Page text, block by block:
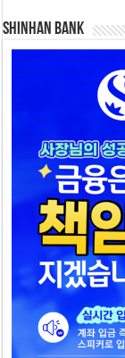
SHINHAN BANK